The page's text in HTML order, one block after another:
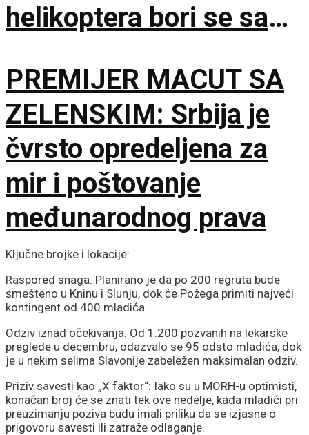
helikoptera bori se sa
PREMIJER MACUT SA
ZELENSKIM: Srbija je
čvrsto opredeljena za
mir i poštovanje
međunarodnog prava
Ključne brojke i lokacije:
Raspored snaga: Planirano je da po 200 regruta bude
smešteno u Kninu i Slunju, dok će Požega primiti najveći
kontingent od 400 mladića.
Odziv iznad očekivanja: Od 1.200 pozvanih na lekarske
preglede u decembru, odazvalo se 95 odsto mladića, dok
je u nekim selima Slavonije zabeležen maksimalan odziv.
Priziv savesti kao „X faktor“: Iako su u MORH-u optimisti,
konačan broj će se znati tek ove nedelje, kada mladići pri
preuzimanju poziva budu imali priliku da se izjasne o
prigovoru savesti ili zatraže odlaganje.